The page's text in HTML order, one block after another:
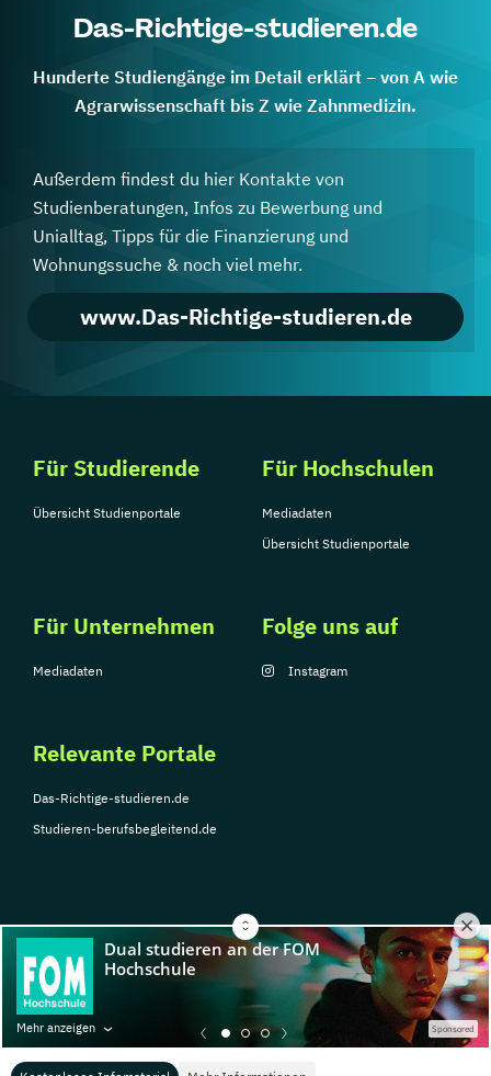
Mehr anzeigen Sponsored
Das-Richtige-studieren.de
Hunderte Studiengänge im Detail erklärt – von A wie
Agrarwissenschaft bis Z wie Zahnmedizin.
Außerdem findest du hier Kontakte von
Studienberatungen, Infos zu Bewerbung und
Unialltag, Tipps für die Finanzierung und
Wohnungssuche & noch viel mehr.
www.Das-Richtige-studieren.de
Für Studierende
Übersicht Studienportale
Für Hochschulen
Mediadaten
Übersicht Studienportale
Für Unternehmen
Mediadaten
Relevante Portale
Das-Richtige-studieren.de
Studieren-berufsbegleitend.de
Folge uns auf
Instagram
© Copyright 2026, TarGroup Media GmbH
Impressum
uns
Datenschutzerklärung Nutzungsbedingungen